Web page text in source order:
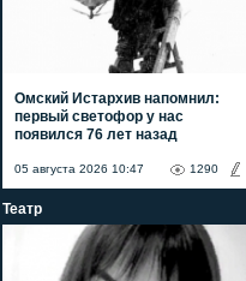
Омский Истархив напомнил:
первый светофор у нас
появился 76 лет назад
05 августа 2026 10:47 1290
Театр